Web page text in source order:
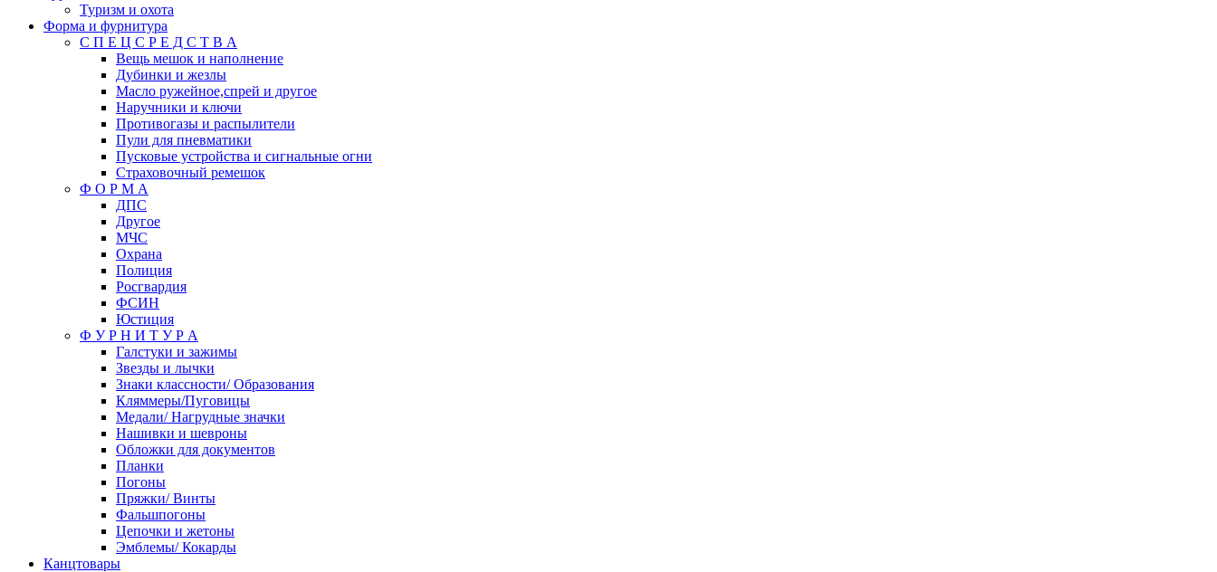
Туризм и охота
Форма и фурнитура
С П Е Ц С Р Е Д С Т В А
Вещь мешок и наполнение
Дубинки и жезлы
Масло ружейное,спрей и другое
Наручники и ключи
Противогазы и распылители
Пули для пневматики
Пусковые устройства и сигнальные огни
Страховочный ремешок
Ф О Р М А
ДПС
Другое
МЧС
Охрана
Полиция
Росгвардия
ФСИН
Юстиция
Ф У Р Н И Т У Р А
Галстуки и зажимы
Звезды и лычки
Знаки классности/ Образования
Кляммеры/Пуговицы
Медали/ Нагрудные значки
Нашивки и шевроны
Обложки для документов
Планки
Погоны
Пряжки/ Винты
Фальшпогоны
Цепочки и жетоны
Эмблемы/ Кокарды
Канцтовары